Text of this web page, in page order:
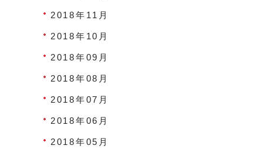
2018年11月
2018年10月
2018年09月
2018年08月
2018年07月
2018年06月
2018年05月